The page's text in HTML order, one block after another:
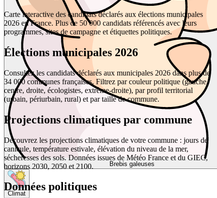
Brebis galeuses
Climat
Carte interactive des candidats déclarés aux élections municipales
2026 en France. Plus de 50 000 candidats référencés avec leurs
programmes, sites de campagne et étiquettes politiques.
Élections municipales 2026
Consultez les candidats déclarés aux municipales 2026 dans plus de
34 000 communes françaises. Filtrez par couleur politique (gauche,
centre, droite, écologistes, extrême-droite), par profil territorial
(urbain, périurbain, rural) et par taille de commune.
Projections climatiques par commune
Découvrez les projections climatiques de votre commune : jours de
canicule, température estivale, élévation du niveau de la mer,
sécheresses des sols. Données issues de Météo France et du GIEC,
horizons 2030, 2050 et 2100.
Données politiques